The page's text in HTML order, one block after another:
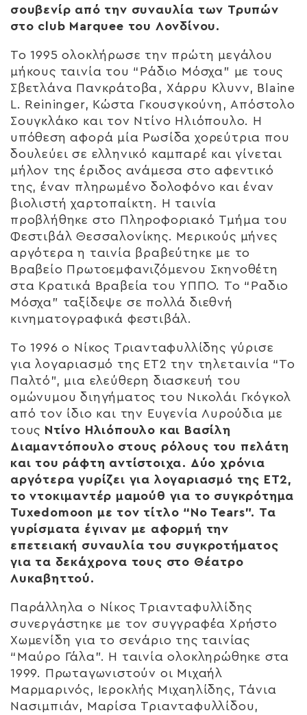
σουβενίρ από την συναυλία των Τρυπών
στο club Marquee του Λονδίνου.
Το 1995 ολοκλήρωσε την πρώτη μεγάλου
μήκους ταινία του “Ράδιο Μόσχα” με τους
Σβετλάνα Πανκράτοβα, Χάρρυ Κλυνν, Blaine
L. Reininger, Kώστα Γκουσγκούνη, Απόστολο
Σουγκλάκο και τον Ντίνο Ηλιόπουλο. Η
υπόθεση αφορά μία Ρωσίδα χορεύτρια που
δουλεύει σε ελληνικό καμπαρέ και γίνεται
μήλον της έριδος ανάμεσα στο αφεντικό
της, έναν πληρωμένο δολοφόνο και έναν
βιολιστή χαρτοπαίκτη. Η ταινία
προβλήθηκε στο Πληροφοριακό Τμήμα του
Φεστιβάλ Θεσσαλονίκης. Μερικούς μήνες
αργότερα η ταινία βραβεύτηκε με το
Βραβείο Πρωτοεμφανιζόμενου Σκηνοθέτη
στα Κρατικά Βραβεία του ΥΠΠΟ. Το “Ραδιο
Μόσχα” ταξίδεψε σε πολλά διεθνή
κινηματογραφικά φεστιβάλ.
Το 1996 ο Νίκος Τριανταφυλλίδης γύρισε
για λογαριασμό της ΕΤ2 την τηλεταινία “Το
Παλτό”, μια ελεύθερη διασκευή του
ομώνυμου διηγήματος του Νικολάι Γκόγκολ
από τον ίδιο και την Ευγενία Λυρούδια με
τους Ντίνο Ηλιόπουλο και Βασίλη
Διαμαντόπουλο στους ρόλους του πελάτη
και του ράφτη αντίστοιχα. Δύο χρόνια
αργότερα γυρίζει για λογαριασμό της ΕΤ2,
το ντοκιμαντέρ μαμούθ για το συγκρότημα
Tuxedomoon με τον τίτλο “No Tears”. Τα
γυρίσματα έγιναν με αφορμή την
επετειακή συναυλία του συγκροτήματος
για τα δεκάχρονα τους στο Θέατρο
Λυκαβηττού.
Παράλληλα ο Νίκος Τριανταφυλλίδης
συνεργάστηκε με τον συγγραφέα Χρήστο
Χωμενίδη για το σενάριο της ταινίας
“Μαύρο Γάλα”. Η ταινία ολοκληρώθηκε στα
1999. Πρωταγωνιστούν οι Μιχαήλ
Μαρμαρινός, Ιεροκλής Μιχαηλίδης, Τάνια
Νασιμπιάν, Μαρίσα Τριανταφυλλίδου,